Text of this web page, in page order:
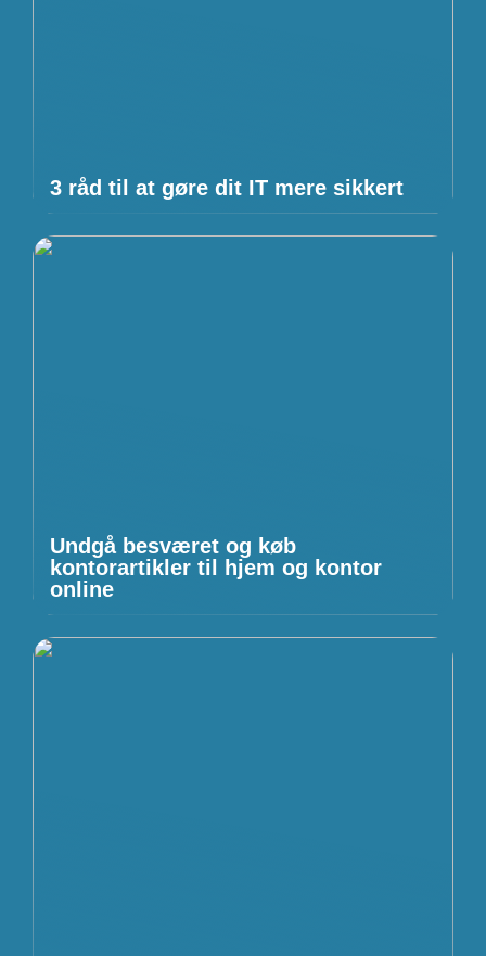
3 råd til at gøre dit IT mere sikkert
Undgå besværet og køb
kontorartikler til hjem og kontor
online